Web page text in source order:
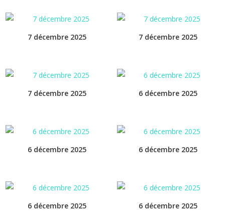
7 décembre 2025 7 décembre 2025
7 décembre 2025 6 décembre 2025
6 décembre 2025 6 décembre 2025
6 décembre 2025 6 décembre 2025